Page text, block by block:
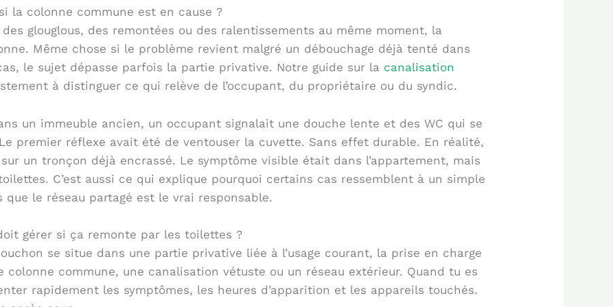
la colonne commune est en cause ?
glouglous, des remontées ou des ralentissements au même moment, la
Même chose si le problème revient malgré un débouchage déjà tenté dans
le sujet dépasse parfois la partie privative. Notre guide sur la canalisation
à distinguer ce qui relève de l’occupant, du propriétaire ou du syndic.
un immeuble ancien, un occupant signalait une douche lente et des WC qui se
premier réflexe avait été de ventouser la cuvette. Sans effet durable. En réalité,
un tronçon déjà encrassé. Le symptôme visible était dans l’appartement, mais
C’est aussi ce qui explique pourquoi certains cas ressemblent à un simple
que le réseau partagé est le vrai responsable.
gérer si ça remonte par les toilettes ?
se situe dans une partie privative liée à l’usage courant, la prise en charge
colonne commune, une canalisation vétuste ou un réseau extérieur. Quand tu es
rapidement les symptômes, les heures d’apparition et les appareils touchés.